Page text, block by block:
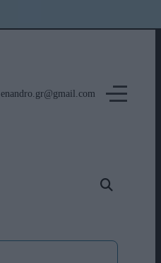
enandro.gr@gmail.com